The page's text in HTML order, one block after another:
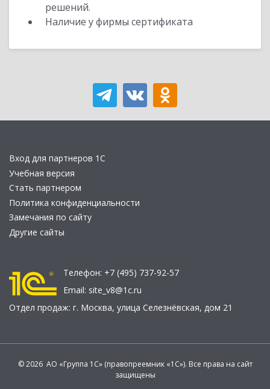
решений.
Наличие у фирмы сертификата
Вход для партнеров 1С
Учебная версия
Стать партнером
Политика конфиденциальности
Замечания по сайту
Другие сайты
Телефон: +7 (495) 737-92-57
Email: site_v8@1c.ru
Отдел продаж: г. Москва, улица Селезнёвская, дом 21
© 2026 АО «Группа 1С» (правопреемник «1С»). Все права на сайт
защищены